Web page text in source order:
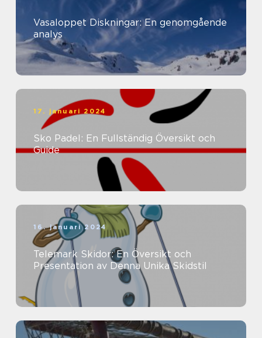
Vasaloppet Diskningar: En genomgående
analys
17. januari 2024
Sko Padel: En Fullständig Översikt och
Guide
16. januari 2024
Telemark Skidor: En Översikt och
Presentation av Denna Unika Skidstil